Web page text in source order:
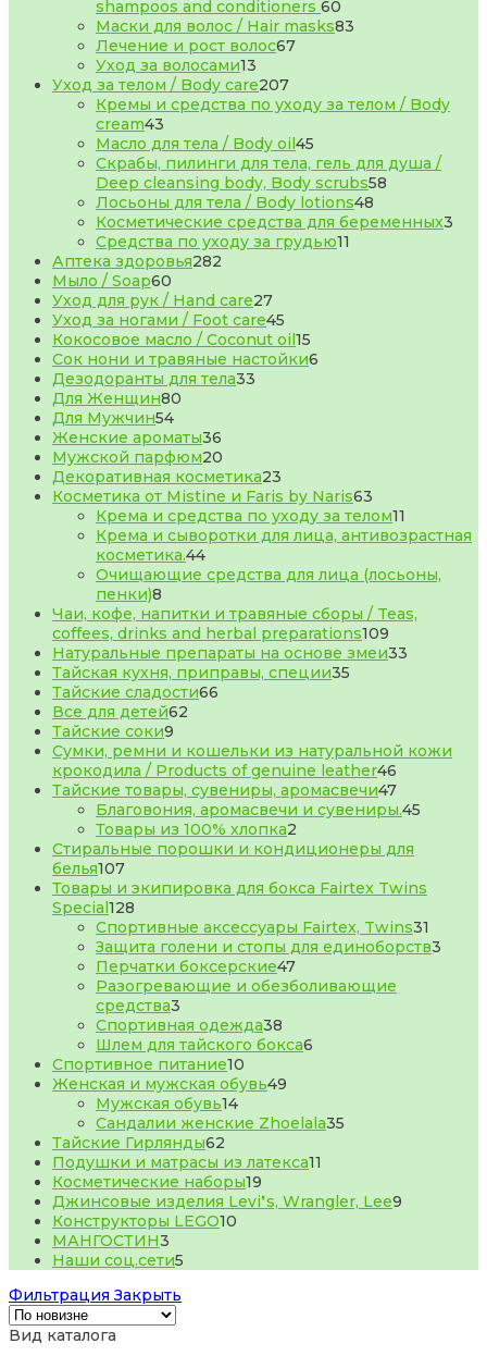
shampoos and conditioners 60
товаров
Маски для волос / Hair masks83
Лечение и рост волос6767
Уход за волосами13
товаров
Уход за телом / Body care207207
товаров
Кремы и средства по уходу за телом / Body
cream43
товара
Масло для тела / Body oil45
товаров
Скрабы, пилинги для тела, гель для душа /
Deep cleansing body, Body scrubs58
Лосьоны для тела / Body lotions48
товаров
Косметические средства для беременных3
Средства по уходу за грудью11
Аптека здоровья282
Мыло / Soap60
товаров
Уход для рук / Hand care2727
товаров
Уход за ногами / Foot care45
товаров
Кокосовое масло / Coconut oil15
товаров
Сок нони и травяные настойки6
Дезодоранты для тела33
Для Женщин80
Для Мужчин5454
товара
Женские ароматы36
товаров
Мужской парфюм20
товаров
Декоративная косметика23
товара
Косметика от Mistine и Faris by Naris63
товара
Крема и средства по уходу за телом11
товаров
Крема и сыворотки для лица, антивозрастная
косметика.4444
товара
Очищающие средства для лица (лосьоны,
пенки)8
товаров
Чаи, кофе, напитки и травяные сборы / Teas,
coffees, drinks and herbal preparations109
товаров
Натуральные препараты на основе змеи33
Тайская кухня, приправы, специи35
Тайские сладости66
Все для детей62
Тайские соки9
товаров
Сумки, ремни и кошельки из натуральной кожи
крокодила / Products of genuine leather46
товаров
Тайские товары, сувениры, аромасвечи4747
товаров
Благовония, аромасвечи и сувениры.45
Товары из 100% хлопка2
товара
Стиральные порошки и кондиционеры для
белья107107
товаров
Товары и экипировка для бокса Fairtex Twins
Special128
товаров
Спортивные аксессуары Fairtex, Twins31
товар
Защита голени и стопы для единоборств3
Перчатки боксерские4747
товаров
Разогревающие и обезболивающие
средства3
товара
Спортивная одежда38
товаров
Шлем для тайского бокса6
Спортивное питание10
товаров
Женская и мужская обувь49
Мужская обувь1414
товаров
Сандалии женские Zhoelala35
Тайские Гирлянды62
товара
Подушки и матрасы из латекса11
Косметические наборы19
товаров
Джинсовые изделия Levi❜s, Wrangler, Lee9
Конструкторы LEGO10
МАНГОСТИН3
товара
Наши соц.сети5
Фильтрация Закрыть
Вид каталога